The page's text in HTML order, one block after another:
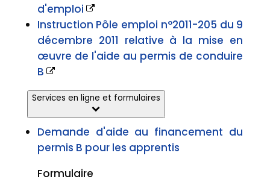
d'emploi
Instruction Pôle emploi n°2011-205 du 9
décembre 2011 relative à la mise en
œuvre de l'aide au permis de conduire
B
Services en ligne et formulaires
Demande d'aide au financement du
permis B pour les apprentis
Formulaire